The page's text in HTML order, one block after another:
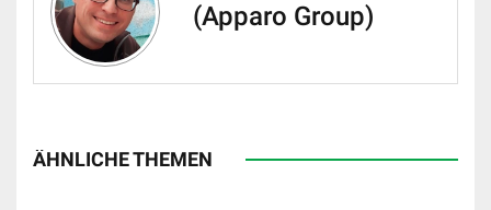
(Apparo Group)
ÄHNLICHE THEMEN